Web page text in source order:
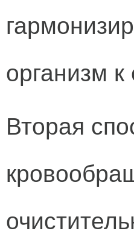
организм
Вторая